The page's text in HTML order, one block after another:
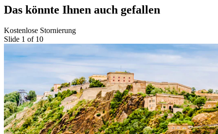
Das könnte Ihnen auch gefallen
Kostenlose Stornierung
Slide 1 of 10